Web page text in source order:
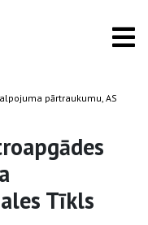
pārtraukumu, AS
Tīkls